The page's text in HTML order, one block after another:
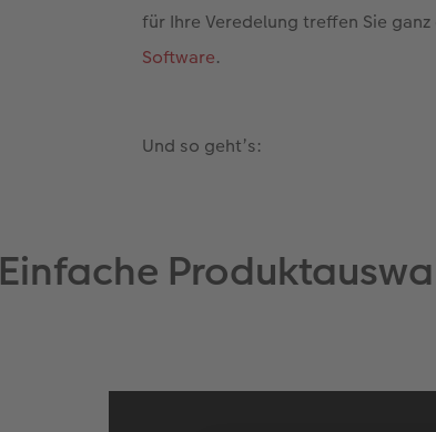
für Ihre Veredelung treffen Sie
Software.
Und so geht’s:
Einfache